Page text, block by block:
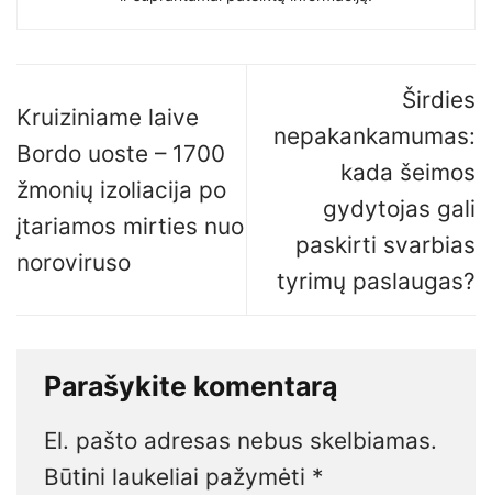
Kruiziniame laive
Bordo uoste – 1700
žmonių izoliacija po
įtariamos mirties nuo
noroviruso
Širdies
nepakankamumas:
kada šeimos
gydytojas gali
paskirti svarbias
tyrimų paslaugas?
Parašykite komentarą
El. pašto adresas nebus skelbiamas.
Būtini laukeliai pažymėti *